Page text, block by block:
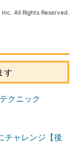
All Rights Reserved.
す
クニック
チャレンジ【後